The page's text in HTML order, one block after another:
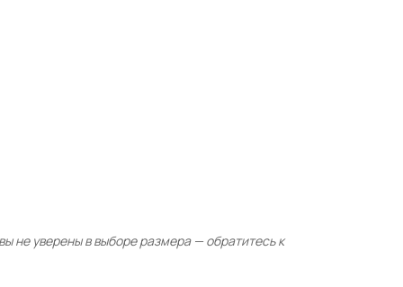
не уверены в выборе размера — обратитесь к